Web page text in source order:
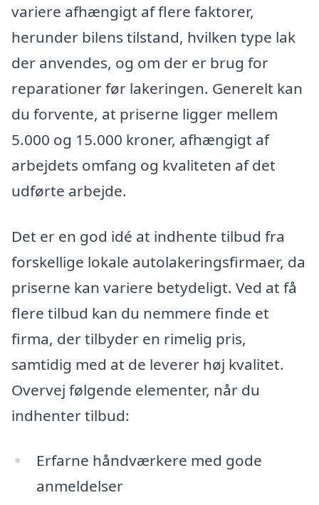
variere afhængigt af flere faktorer,
herunder bilens tilstand, hvilken type lak
der anvendes, og om der er brug for
reparationer før lakeringen. Generelt kan
du forvente, at priserne ligger mellem
5.000 og 15.000 kroner, afhængigt af
arbejdets omfang og kvaliteten af det
udførte arbejde.
Det er en god idé at indhente tilbud fra
forskellige lokale autolakeringsfirmaer, da
priserne kan variere betydeligt. Ved at få
flere tilbud kan du nemmere finde et
firma, der tilbyder en rimelig pris,
samtidig med at de leverer høj kvalitet.
Overvej følgende elementer, når du
indhenter tilbud:
Erfarne håndværkere med gode
anmeldelser